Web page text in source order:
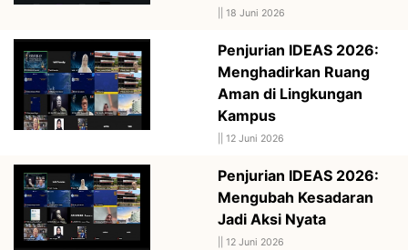
18 Juni 2026
Penjurian IDEAS 2026:
Menghadirkan Ruang
Aman di Lingkungan
Kampus
12 Juni 2026
Penjurian IDEAS 2026:
Mengubah Kesadaran
Jadi Aksi Nyata
12 Juni 2026